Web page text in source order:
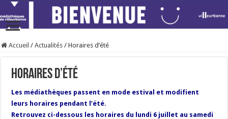
Accueil / Actualités / Horaires d’été
Horaires d’été
Les médiathèques passent en mode estival et modifient
leurs horaires pendant l’été.
Retrouvez ci-dessous les horaires du lundi 6 juillet au samedi